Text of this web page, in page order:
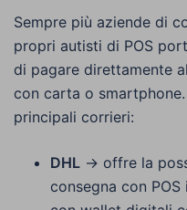
Sempre più aziende di
propri autisti di POS
di pagare direttamente
con carta o
principali corrieri:
DHL → offre la
consegna con